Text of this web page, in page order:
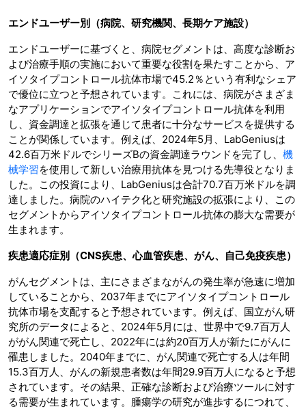
エンドユーザー別（病院、研究機関、長期ケア施設）
エンドユーザーに基づくと、病院セグメントは、高度な診断お
よび治療手順の実施において重要な役割を果たすことから、ア
イソタイプコントロール抗体市場で45.2％という有利なシェア
で優位に立つと予想されています。これには、病院がさまざま
なアプリケーションでアイソタイプコントロール抗体を利用
し、資金調達と拡張を通じて患者に十分なサービスを提供する
ことが関係しています。例えば、2024年5月、LabGeniusは
42.6百万米ドルでシリーズBの資金調達ラウンドを完了し、 機
械学習を使用して新しい治療用抗体を見つける先導役となりま
した。この投資により、LabGeniusは合計70.7百万米ドルを調
達しました。病院のハイテク化と研究施設の拡張により、この
セグメントからアイソタイプコントロール抗体の膨大な需要が
生まれます。
疾患適応症別（CNS疾患、心血管疾患、がん、自己免疫疾患）
がんセグメントは、主にさまざまながんの発生率が急速に増加
していることから、2037年までにアイソタイプコントロール
抗体市場を支配すると予想されています。例えば、国立がん研
究所のデータによると、2024年5月には、世界中で9.7百万人
ががん関連で死亡し、2022年には約20百万人が新たにがんに
罹患しました。2040年までに、がん関連で死亡する人は年間
15.3百万人、がんの新規患者数は年間29.9百万人になると予想
されています。その結果、正確な診断および治療ツールに対す
る需要が生まれています。腫瘍学の研究が進歩するにつれて、